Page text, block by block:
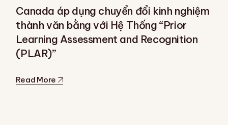
Canada áp dụng chuyển đổi kinh nghiệm
thành văn bằng với Hệ Thống “Prior
Learning Assessment and Recognition
(PLAR)”
Read More